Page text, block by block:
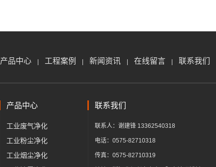
产品中心 工程案例 新闻资讯 在线留言 联系我们
产品中心
工业废气净化
工业粉尘净化
工业烟尘净化
联系我们
联系人：谢建锋 13362540318
电话：0575-82710318
传真：0575-82710319